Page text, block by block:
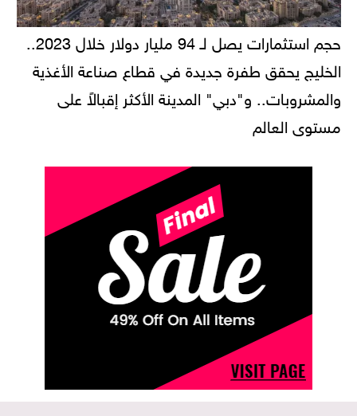
حجم استثمارات يصل لـ 94 مليار دولار خلال 2023..
الخليج يحقق طفرة جديدة في قطاع صناعة الأغذية
والمشروبات.. و"دبي" المدينة الأكثر إقبالاً على
مستوى العالم